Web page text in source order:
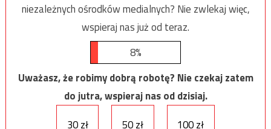
niezależnych ośrodków medialnych? Nie zwlekaj więc,
wspieraj nas już od teraz.
8%
Uważasz, że robimy dobrą robotę? Nie czekaj zatem
do jutra, wspieraj nas od dzisiaj.
30 zł
50 zł 100 zł